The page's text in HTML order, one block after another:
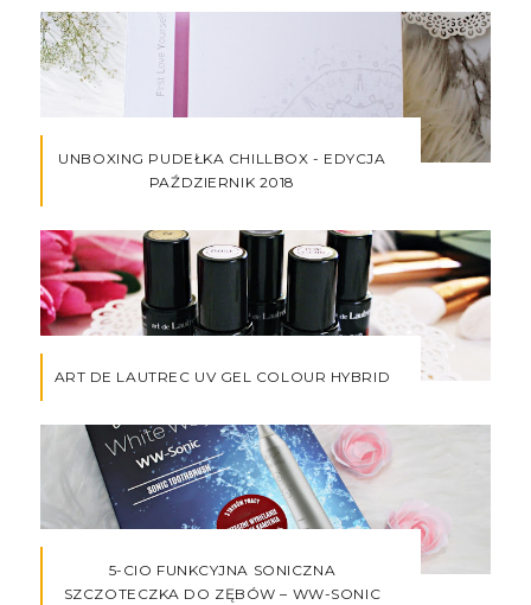
UNBOXING PUDEŁKA CHILLBOX - EDYCJA
PAŹDZIERNIK 2018
ART DE LAUTREC UV GEL COLOUR HYBRID
5-CIO FUNKCYJNA SONICZNA
SZCZOTECZKA DO ZĘBÓW – WW-SONIC